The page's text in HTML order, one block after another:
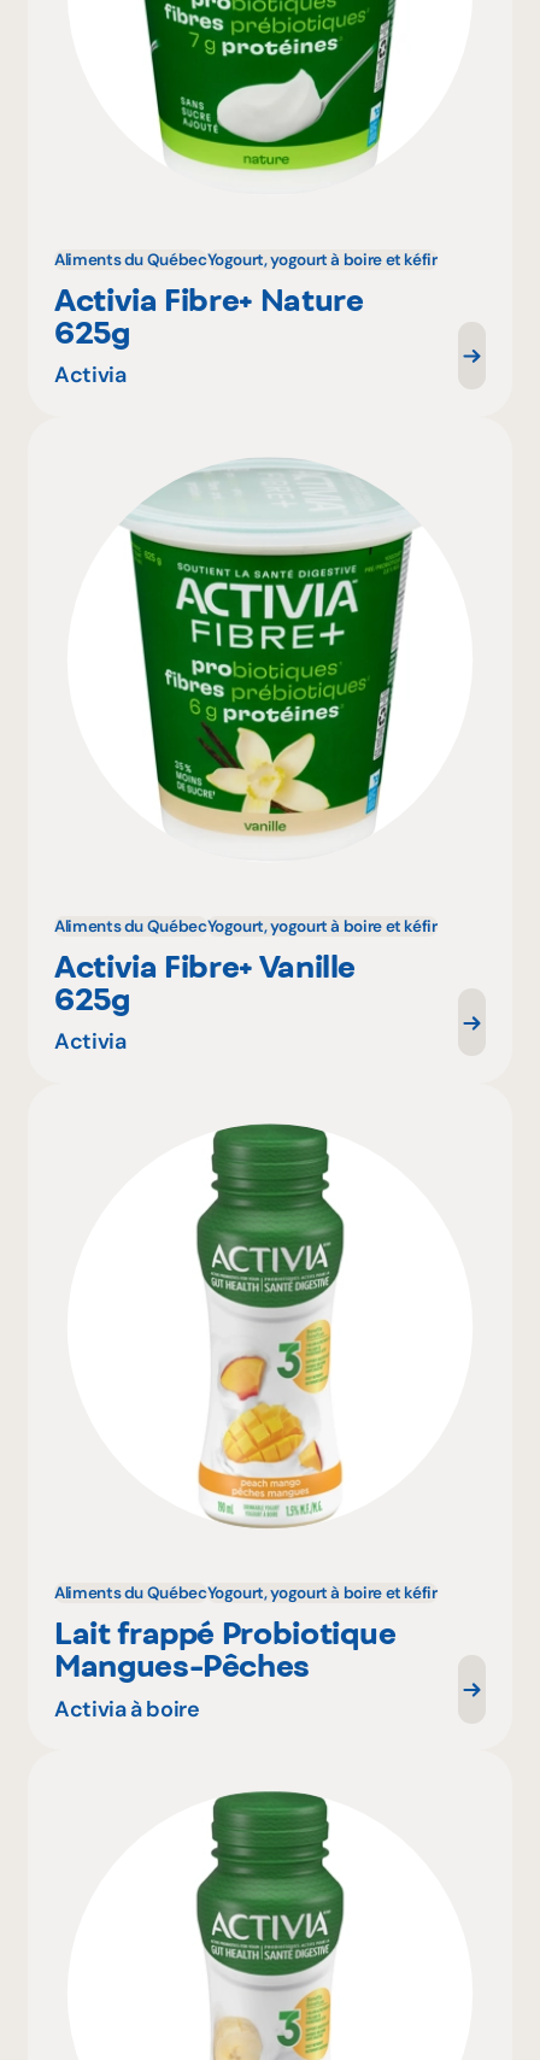
Aliments du QuébecYogourt, yogourt à boire et kéfir
Activia Fibre+ Nature
625g
Activia
Aliments du QuébecYogourt, yogourt à boire et kéfir
Activia Fibre+ Vanille
625g
Activia
Aliments du QuébecYogourt, yogourt à boire et kéfir
Lait frappé Probiotique
Mangues-Pêches
Activia à boire